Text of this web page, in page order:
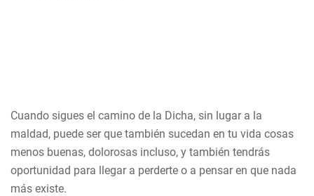
Cuando sigues el camino de la Dicha, sin lugar a la
maldad, puede ser que también sucedan en tu vida cosas
menos buenas, dolorosas incluso, y también tendrás
oportunidad para llegar a perderte o a pensar en que nada
más existe.